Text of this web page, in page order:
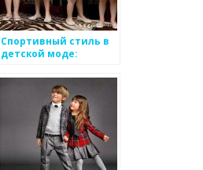
Спортивный стиль в
детской моде:
наравне